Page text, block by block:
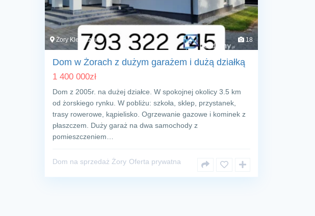
Żory Kleszczów 18
Dom w Żorach z dużym garażem i dużą działką
1 400 000zł
Dom z 2005r. na dużej działce. W spokojnej okolicy 3.5 km
od żorskiego rynku. W pobliżu: szkoła, sklep, przystanek,
trasy rowerowe, kąpielisko. Ogrzewanie gazowe i kominek z
płaszczem. Duży garaż na dwa samochody z
pomieszczeniem…
Dom na sprzedaż Żory Oferta prywatna